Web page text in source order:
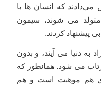
که انسان ها با
می شوند، سیمون
پیشنهاد کردند.
به دنیا می آیند، و بدون
می شود. همانطور که
هم موهبت است و هم